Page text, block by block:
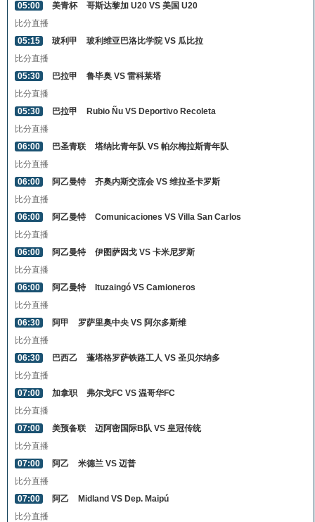
05:00
美青杯
哥斯达黎加 U20 VS 美国 U20
比分直播
05:15
玻利甲
玻利维亚巴洛比学院 VS 瓜比拉
比分直播
05:30
巴拉甲
鲁毕奥 VS 雷科莱塔
比分直播
05:30
巴拉甲
Rubio Ñu VS Deportivo Recoleta
比分直播
06:00
巴圣青联
塔纳比青年队 VS 帕尔梅拉斯青年队
比分直播
06:00
阿乙曼特
齐奥内斯交流会 VS 维拉圣卡罗斯
比分直播
06:00
阿乙曼特
Comunicaciones VS Villa San Carlos
比分直播
06:00
阿乙曼特
伊图萨因戈 VS 卡米尼罗斯
比分直播
06:00
阿乙曼特
Ituzaingó VS Camioneros
比分直播
06:30
阿甲
罗萨里奥中央 VS 阿尔多斯维
比分直播
06:30
巴西乙
蓬塔格罗萨铁路工人 VS 圣贝尔纳多
比分直播
07:00
加拿职
弗尔戈FC VS 温哥华FC
比分直播
07:00
美预备联
迈阿密国际B队 VS 皇冠传统
比分直播
07:00
阿乙
米德兰 VS 迈普
比分直播
07:00
阿乙
Midland VS Dep. Maipú
比分直播